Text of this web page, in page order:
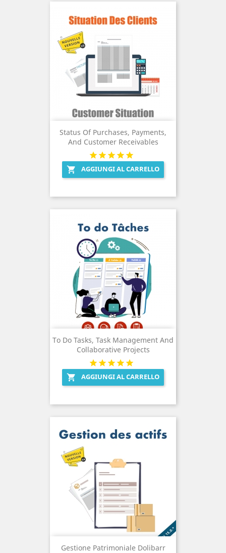
Status Of Purchases, Payments,
And Customer Receivables
 AGGIUNGI AL CARRELLO
To Do Tasks, Task Management And
Collaborative Projects
 AGGIUNGI AL CARRELLO
Gestione Patrimoniale Dolibarr